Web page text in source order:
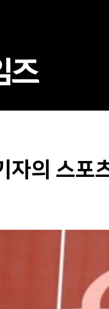
자의 스포